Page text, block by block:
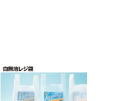
カートに入れる